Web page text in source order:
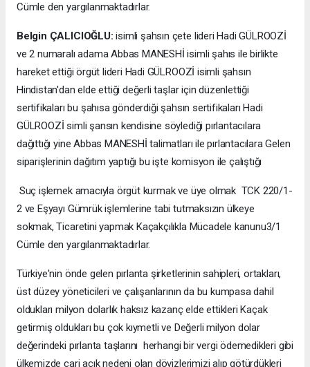
Cümle den yargılanmaktadırlar.
Belgin ÇALICIOĞLU: isimli şahsın çete lideri Hadi GÜLROOZİ
ve 2 numaralı adama Abbas MANESHİ isimli şahıs ile birlikte
hareket ettiği örgüt lideri Hadi GÜLROOZİ isimli şahsın
Hindistan'dan elde ettiği değerli taşlar için düzenlettiği
sertifikaları bu şahısa gönderdiği şahsın sertifikaları Hadi
GÜLROOZİ simli şansın kendisine söylediği pırlantacılara
dağıttığı yine Abbas MANESHİ talimatları ile pırlantacılara Gelen
siparişlerinin dağıtım yaptığı bu işte komisyon ile çalıştığı
Suç işlemek amacıyla örgüt kurmak ve üye olmak TCK 220/1-
2 ve Eşyayı Gümrük işlemlerine tabi tutmaksızın ülkeye
sokmak, Ticaretini yapmak Kaçakçılıkla Mücadele kanunu3/1
Cümle den yargılanmaktadırlar.
Türkiye'nin önde gelen pırlanta şirketlerinin sahipleri, ortakları,
üst düzey yöneticileri ve çalışanlarının da bu kumpasa dahil
oldukları milyon dolarlık haksız kazanç elde ettikleri Kaçak
getirmiş oldukları bu çok kıymetli ve Değerli milyon dolar
değerindeki pırlanta taşlarını herhangi bir vergi ödemedikleri gibi
ülkemizde cari açık nedeni olan dövizlerimizi alıp götürdükleri